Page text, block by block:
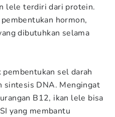
lele terdiri dari protein.
hormon,
dibutuhkan selama
sel darah
sintesis DNA. Mengingat
B12, ikan lele bisa
yang membantu